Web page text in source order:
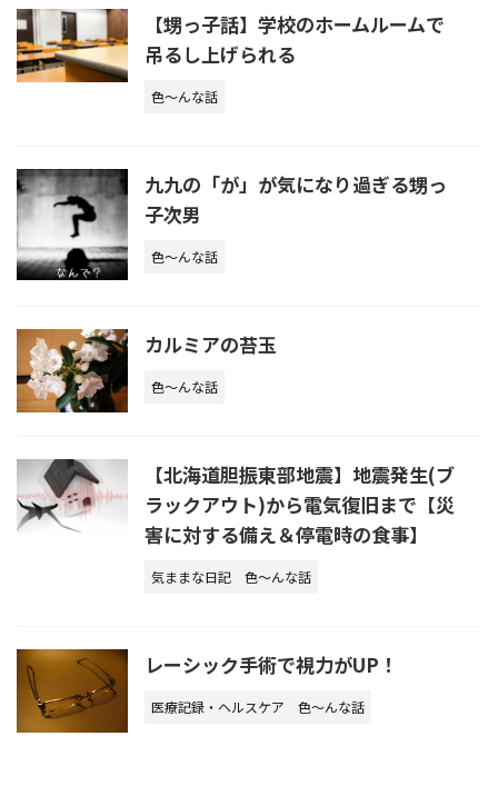
【甥っ子話】学校のホームルームで
吊るし上げられる
色～んな話
九九の「が」が気になり過ぎる甥っ
子次男
色～んな話
カルミアの苔玉
色～んな話
【北海道胆振東部地震】地震発生(ブ
ラックアウト)から電気復旧まで【災
害に対する備え＆停電時の食事】
気ままな日記 色～んな話
レーシック手術で視力がUP！
医療記録・ヘルスケア 色～んな話